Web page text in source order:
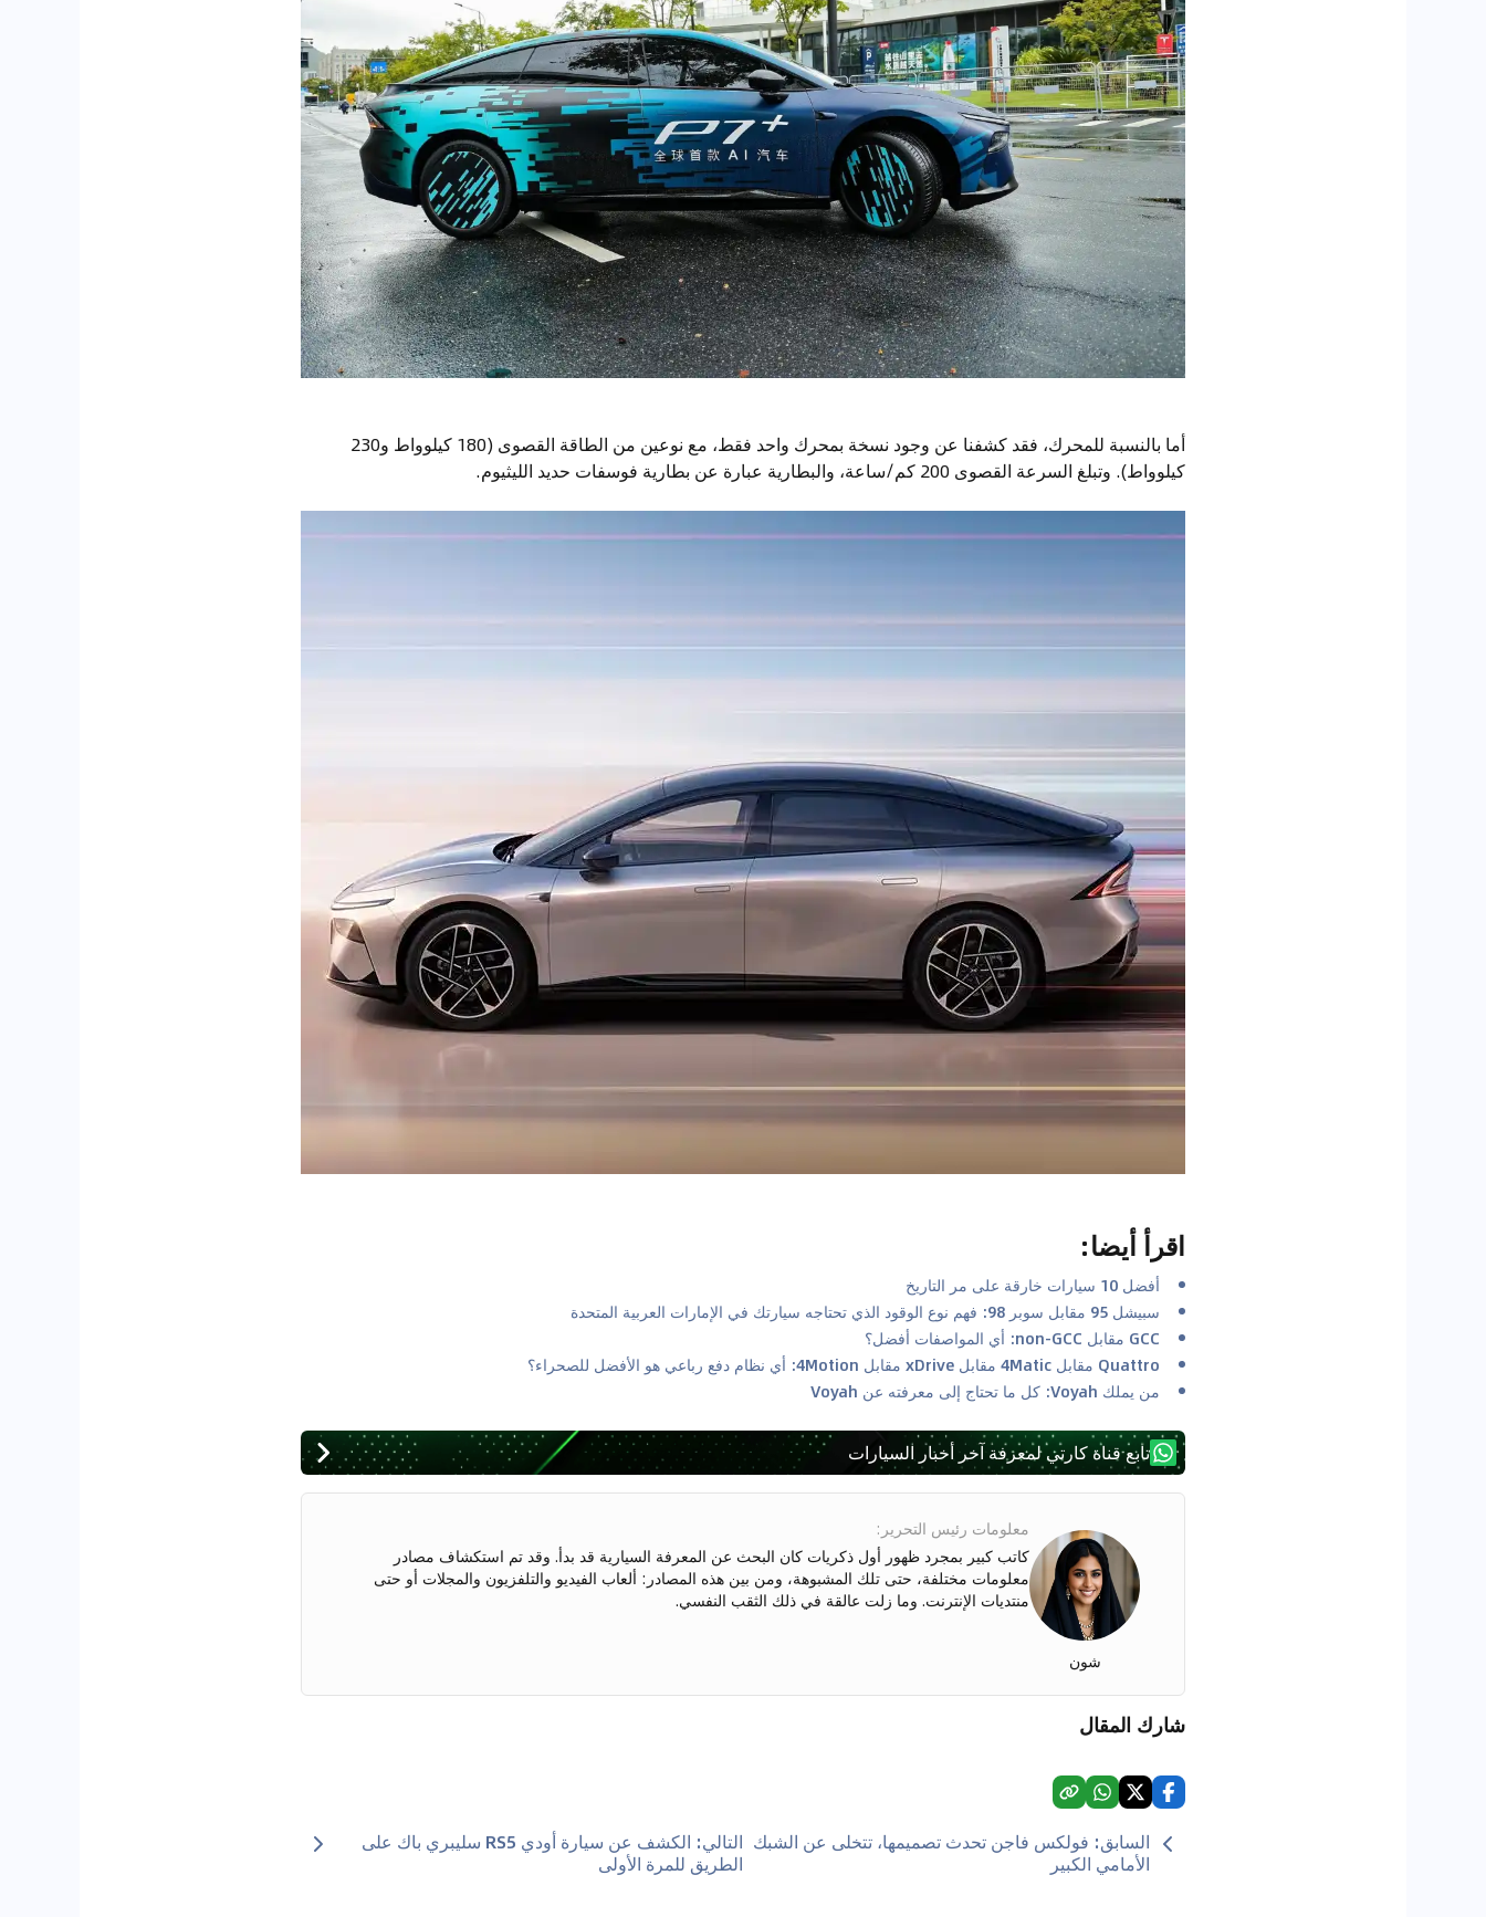
أما بالنسبة للمحرك، فقد كشفنا عن وجود نسخة بمحرك واحد فقط، مع نوعين من الطاقة القصوى (180 كيلوواط و230
كيلوواط). وتبلغ السرعة القصوى 200 كم/ساعة، والبطارية عبارة عن بطارية فوسفات حديد الليثيوم.
اقرأ أيضا:
أفضل 10 سيارات خارقة على مر التاريخ
سبيشل 95 مقابل سوبر 98: فهم نوع الوقود الذي تحتاجه سيارتك في الإمارات العربية المتحدة
GCC مقابل non-GCC: أي المواصفات أفضل؟
Quattro مقابل 4Matic مقابل xDrive مقابل 4Motion: أي نظام دفع رباعي هو الأفضل للصحراء؟
من يملك Voyah: كل ما تحتاج إلى معرفته عن Voyah
تابع قناة كارتي لمعرفة آخر أخبار السيارات
شون
معلومات رئيس التحرير :
كاتب كبير بمجرد ظهور أول ذكريات كان البحث عن المعرفة السيارية قد بدأ. وقد تم استكشاف مصادر
معلومات مختلفة، حتى تلك المشبوهة، ومن بين هذه المصادر: ألعاب الفيديو والتلفزيون والمجلات أو حتى
منتديات الإنترنت. وما زلت عالقة في ذلك الثقب النفسي.
شارك المقال
السابق: فولكس فاجن تحدث تصميمها، تتخلى عن الشبك
الأمامي الكبير
التالي:
الكشف عن سيارة أودي RS5 سليبري باك على
الطريق للمرة الأولى